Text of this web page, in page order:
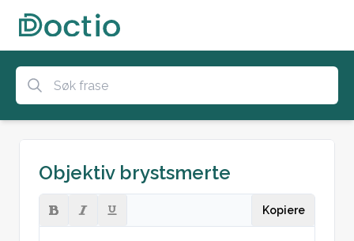
Objektiv brystsmerte
Kopiere